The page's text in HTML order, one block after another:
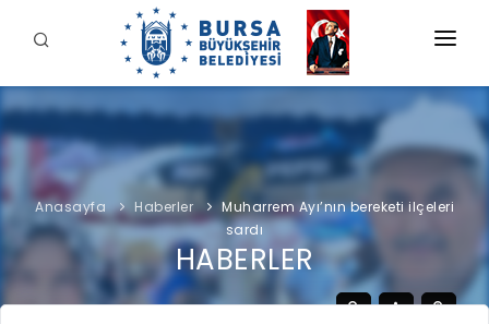
KURUMSAL
BELEDİYE
İDARİ YAPI
YETKİ VE SORUMLULUKLAR
TARİHÇE
BAŞKAN
Şahin BİBA
Başkan'a Mesaj
Özgeçmiş
HİZMETLERİMİZ
İNTERAKTİF
Anasayfa Haberler
Muharrem Ayı’nın bereketi ilçeleri
sardı
HABERLER